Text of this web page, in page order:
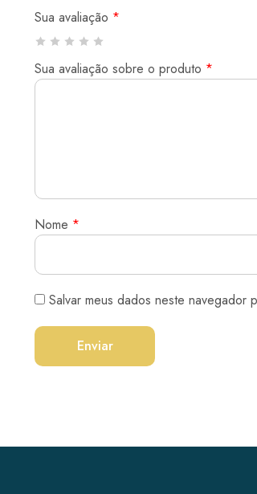
Sua avaliação *
Sua avaliação sobre o produto *
Nome *
Salvar meus dados neste navegador